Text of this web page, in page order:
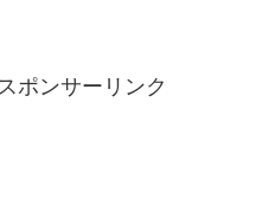
スポンサーリンク